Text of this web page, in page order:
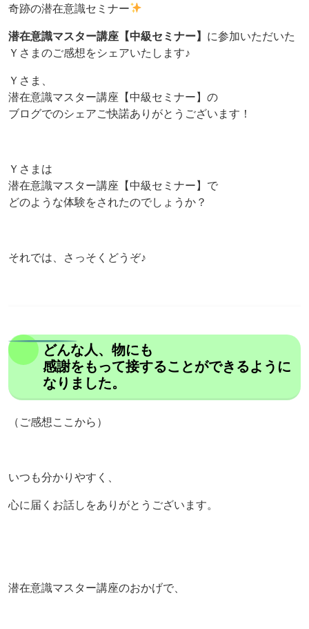
奇跡の潜在意識セミナー
潜在意識マスター講座【中級セミナー】 に参加いただいた
Ｙさまのご感想をシェアいたします♪
Ｙさま、
潜在意識マスター講座【中級セミナー】の
ブログでのシェアご快諾ありがとうございます！
Ｙさまは
潜在意識マスター講座【中級セミナー】で
どのような体験をされたのでしょうか？
それでは、さっそくどうぞ♪
どんな人、物にも
感謝をもって接することができるように
なりました。
（ご感想ここから）
いつも分かりやすく、
心に届くお話しをありがとうございます。
潜在意識マスター講座のおかげで、